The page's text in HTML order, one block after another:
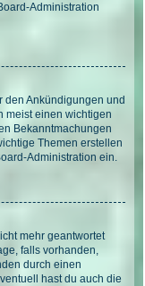
Administration
den Ankündigungen und
meist einen wichtigen
Bekanntmachungen
Themen erstellen
Administration ein.
mehr geantwortet
falls vorhanden,
durch einen
hast du auch die